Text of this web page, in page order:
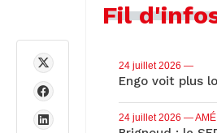
Fil
24 juillet 2026 —
Engo voit plus
24 juillet 2026 —